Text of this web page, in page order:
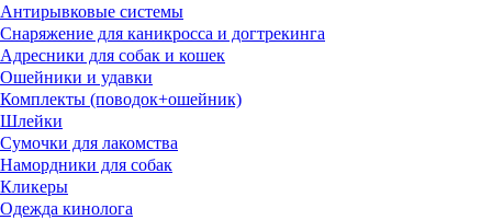
Антирывковые системы
Снаряжение для каникросса и догтрекинга
Адресники для собак и кошек
Ошейники и удавки
Комплекты (поводок+ошейник)
Шлейки
Сумочки для лакомства
Намордники для собак
Кликеры
Одежда кинолога